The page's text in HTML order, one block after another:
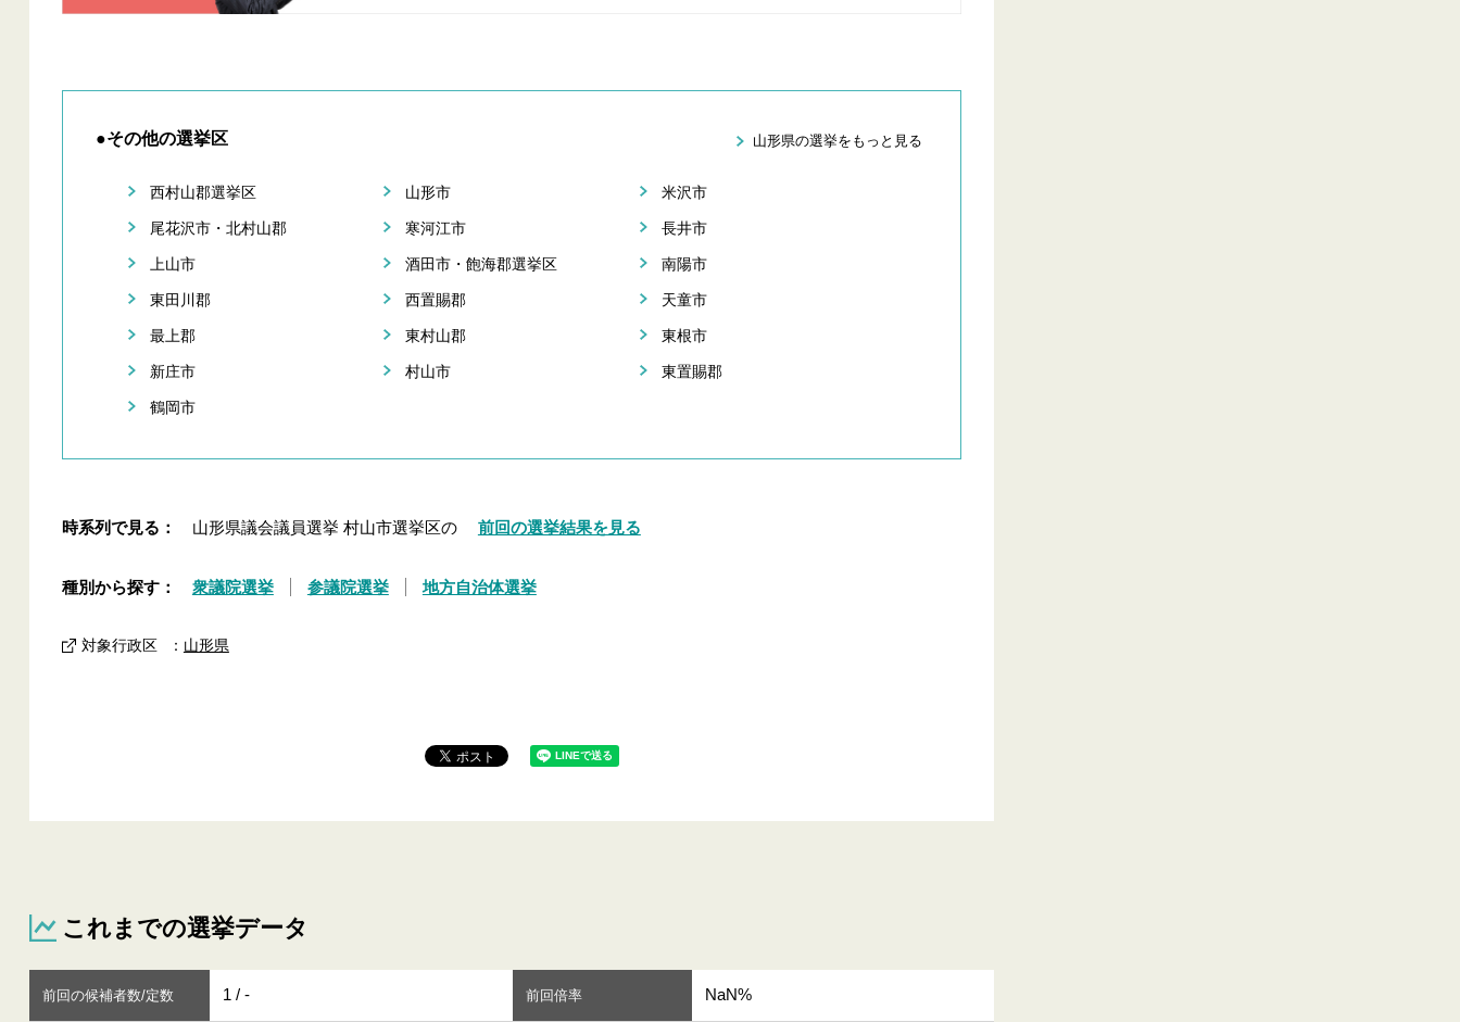
●その他の選挙区 山形県の選挙をもっと見る
西村山郡選挙区 山形市 米沢市
尾花沢市・北村山郡 寒河江市 長井市
上山市 酒田市・飽海郡選挙区 南陽市
東田川郡 西置賜郡 天童市
最上郡 東村山郡 東根市
新庄市 村山市 東置賜郡
鶴岡市
時系列で見る： 山形県議会議員選挙 村山市選挙区の 前回の選挙結果を見る
種別から探す： 衆議院選挙 参議院選挙 地方自治体選挙
対象行政区 ： 山形県
これまでの選挙データ
前回の候補者数/定数 1 / - 前回倍率 NaN%